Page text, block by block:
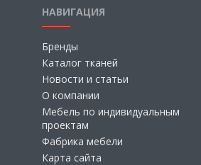
НАВИГАЦИЯ
Бренды
Каталог тканей
Новости и статьи
О компании
Мебель по индивидуальным
проектам
Фабрика мебели
Карта сайта